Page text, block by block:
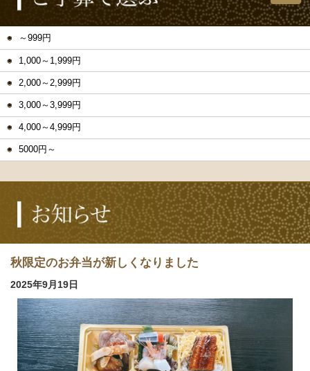
～999円
1,000～1,999円
2,000～2,999円
3,000～3,999円
4,000～4,999円
5000円～
秋限定のお弁当が新しくなりました
2025年9月19日